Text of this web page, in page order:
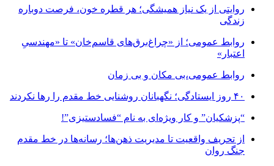
روایتی از یک نیاز همیشگی؛ هر قطره خون، فرصت دوباره
زندگی
روابط عمومی؛ از «چراغ‌برق‌های قاسم‌خان» تا «مهندسیِ
اعتبار»
روابط عمومی،بی مکان و بی زمان
۴۰ روز ایستادگی؛ نگهبانان روشنایی خط مقدم را رها نکردند
“پزشکیان” و کار ویژه‌ای به نام “فسادستیزی”!
از تحریف واقعیت تا مدیریت ذهن‌ها؛ رسانه‌ها در خط مقدم
جنگ روان